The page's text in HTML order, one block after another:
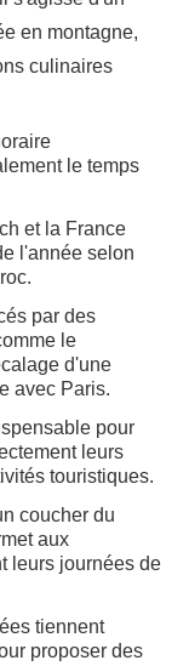
en montagne,
culinaires
le temps
et la France
l'année selon
par des
le
d'une
avec Paris.
pour
leurs
touristiques.
coucher du
aux
leurs journées de
tiennent
proposer des